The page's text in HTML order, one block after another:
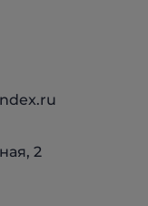
2